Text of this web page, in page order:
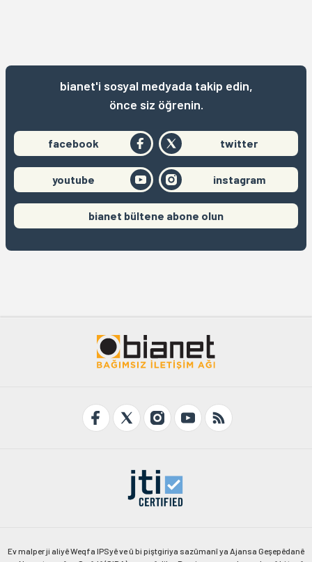
bianet'i sosyal medyada takip edin,
önce siz öğrenin.
facebook twitter
youtube instagram
bianet bültene abone olun
Ev malper ji aliyê Weqfa IPSyê ve û bi piştgiriya sazûmanî ya Ajansa Geşepêdanê